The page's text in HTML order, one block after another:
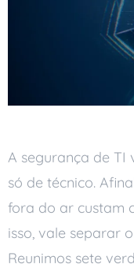
A segurança de
só de técnico.
fora do ar custam
isso, vale separar
Reunimos sete